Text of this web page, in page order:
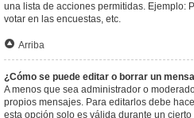
una lista de acciones permitidas. Ejemplo:
votar en las encuestas, etc.
Arriba
¿Cómo se puede editar o borrar un
A menos que sea administrador o
propios mensajes. Para editarlos debe
esta opción solo es válida durante un